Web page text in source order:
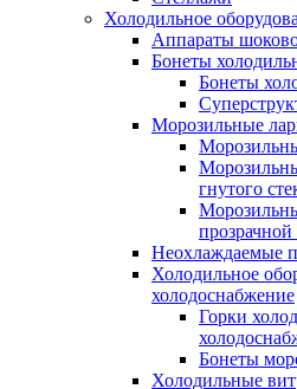
Холодильное
Аппараты
Бонеты
Бонеты
Морозильные
гнутого
Неохлаждаемые
Холодильное
холодоснабжение
Горки
Бонеты
Холодильные